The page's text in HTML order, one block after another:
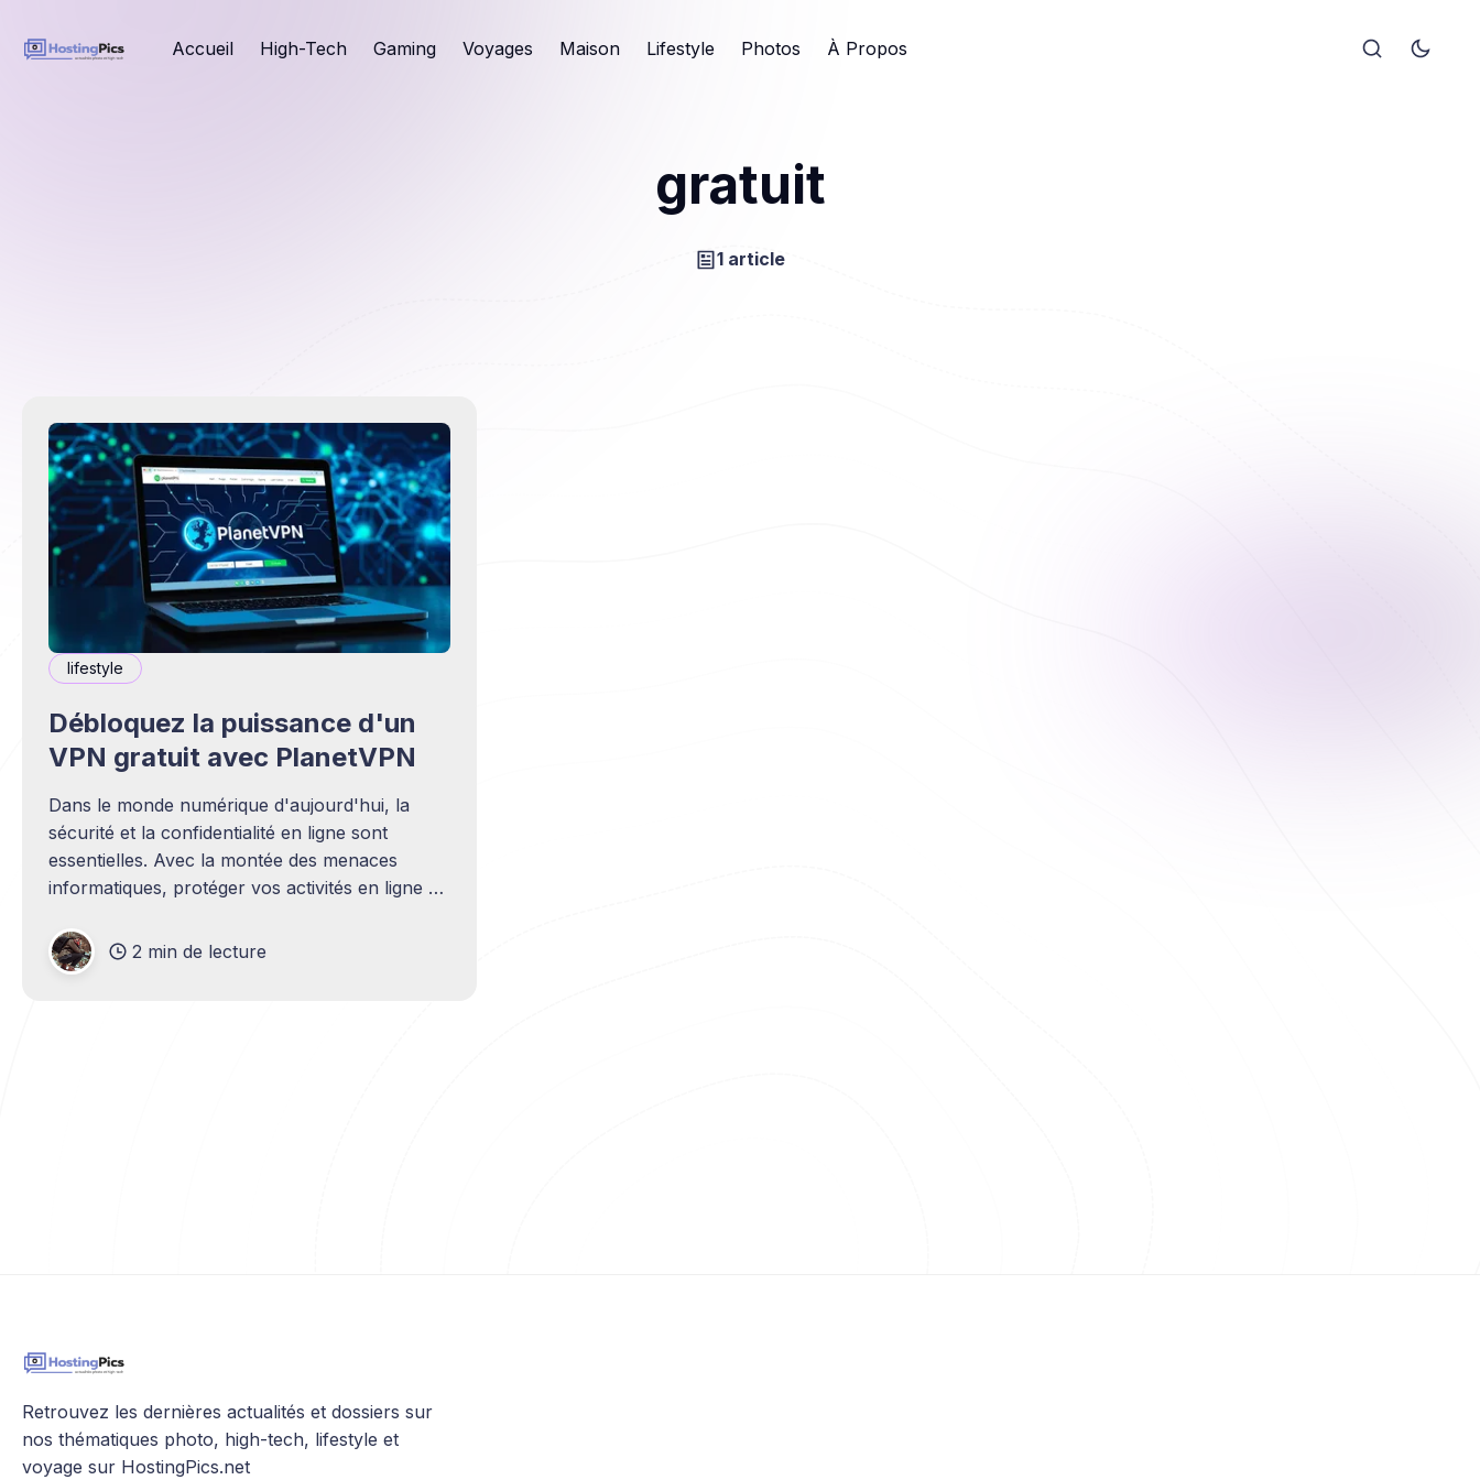
Accueil High-Tech Gaming Voyages Maison Lifestyle Photos À Propos
gratuit
1 article
lifestyle
Débloquez la puissance d'un
VPN gratuit avec PlanetVPN
Dans le monde numérique d'aujourd'hui, la
sécurité et la confidentialité en ligne sont
essentielles. Avec la montée des menaces
informatiques, protéger vos activités en ligne et
PlanetVPN propose un service VPN gratuit,
offrant une connexion sécurisée et privée à
2 min de lecture
Retrouvez les dernières actualités et dossiers sur
nos thématiques photo, high-tech, lifestyle et
voyage sur HostingPics.net